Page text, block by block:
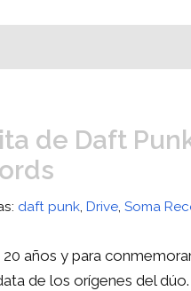
de Daft
daft punk, Drive,Soma
años y para
de los orígenes del dúo.